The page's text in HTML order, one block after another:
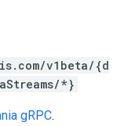
v1beta/{d
*}
gRPC.